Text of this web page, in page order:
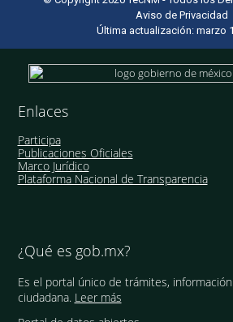
Aviso de Privacidad
Última actualización: marzo
Enlaces
Participa
Publicaciones Oficiales
Marco Jurídico
Plataforma Nacional de Transparencia
¿Qué es gob.mx?
Es el portal único de trámites,
ciudadana. Leer más